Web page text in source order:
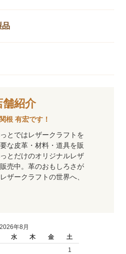
品
舗紹介
根 有宏です！
とではレザークラフトを
な皮革・材料・道具を販
とだけのオリジナルレザ
売中。革のおもしろさが
ザークラフトの世界へ、
2026年8月
水 木 金
土
1